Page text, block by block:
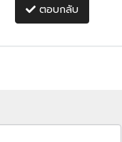
ตอบกลับ